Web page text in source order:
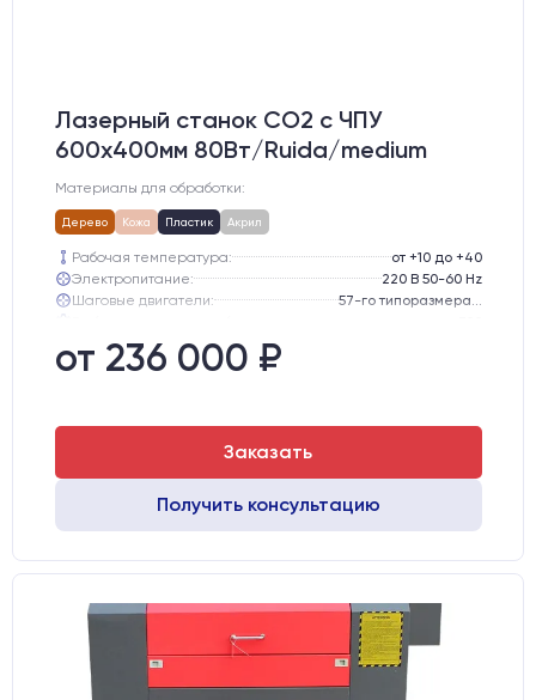
Лазерный станок CO2 c ЧПУ
600х400мм 80Вт/Ruida/medium
Материалы для обработки:
Дерево Кожа Пластик Акрил
Рабочая температура:
от +10 до +40
Электропитание:
220 В 50-60 Hz
Шаговые двигатели:
Направляющие оси Y:
Направляющие оси Х:
от 236 000 ₽
Заказать
Получить консультацию